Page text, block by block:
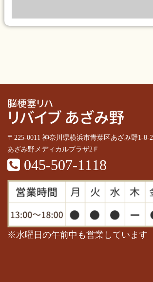
〒225-0011 神奈川県横浜市青葉区あざみ野1-8-2
あざみ野メディカルプラザ2Ｆ
045-507-1118
※水曜日の午前中も営業しています